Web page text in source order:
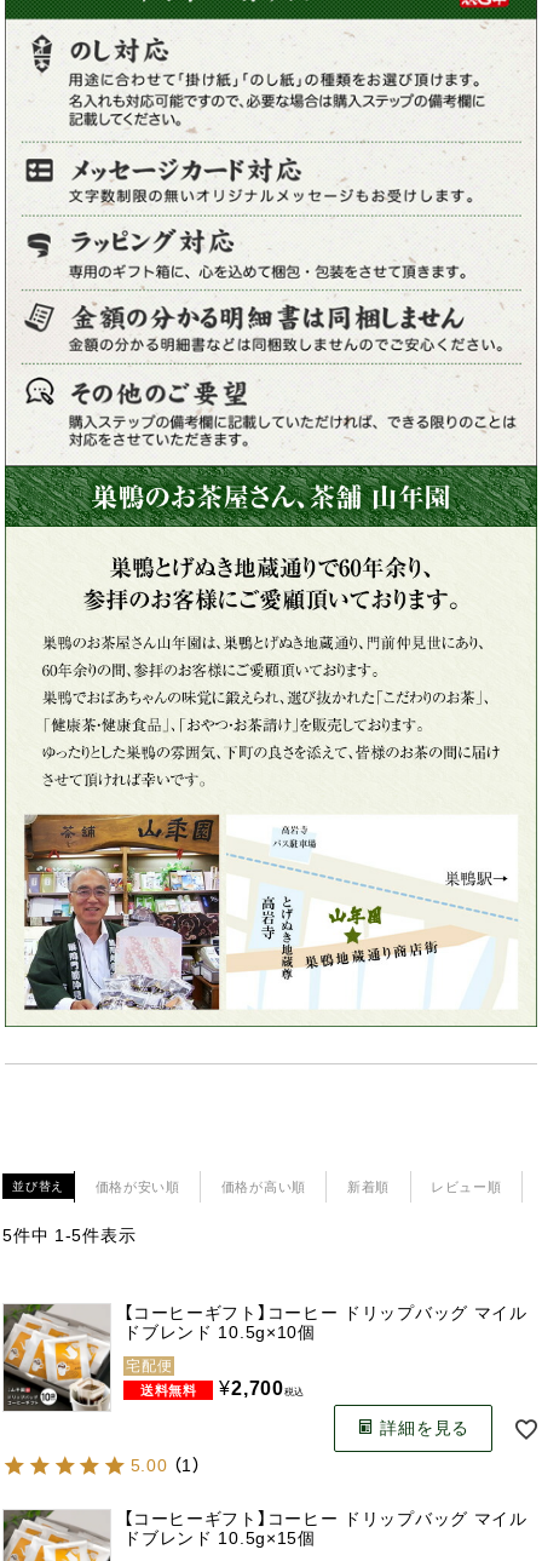
並び替え 価格が安い順 価格が高い順 新着順 レビュー順
5件中 1 -5件表示
【コーヒーギフト】コーヒー ドリップバッグ マイル
ドブレンド 10.5g×10個
宅配便
¥2,700税込
詳細を見る
5.00 （1 ）
【コーヒーギフト】コーヒー ドリップバッグ マイル
ドブレンド 10.5g×15個